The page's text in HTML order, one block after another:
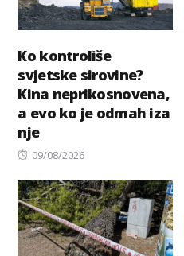
Ko kontroliše
svjetske sirovine?
Kina neprikosnovena,
a evo ko je odmah iza
nje
Posted
09/08/2026